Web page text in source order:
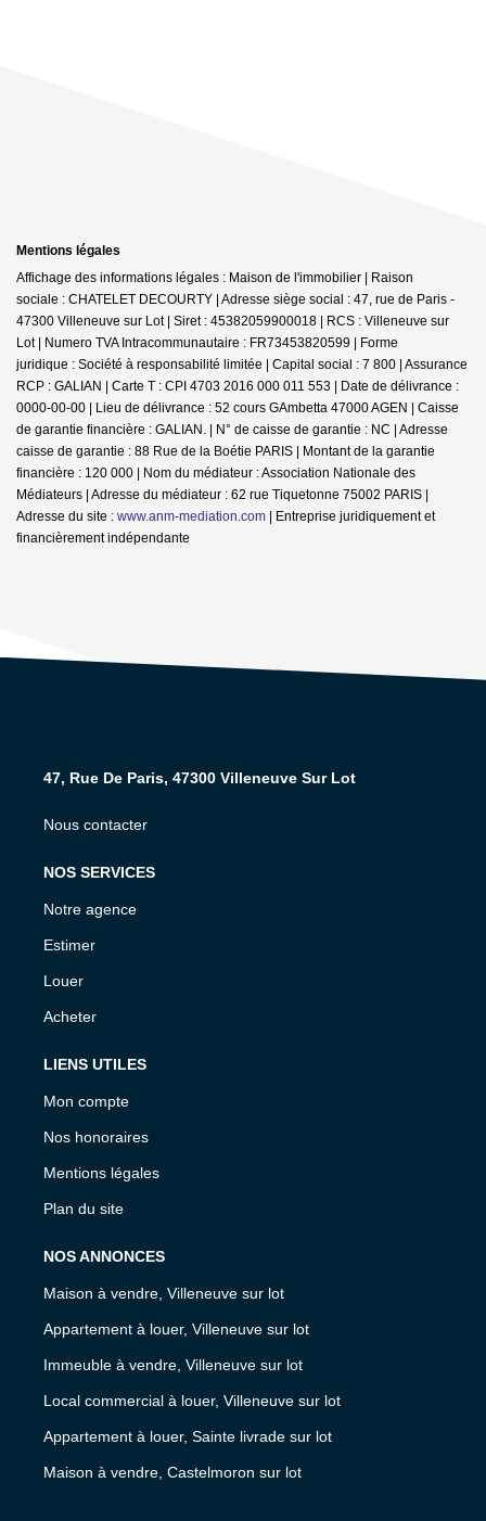
Mentions légales
Affichage des informations légales : Maison de l'immobilier | Raison
sociale : CHATELET DECOURTY | Adresse siège social : 47, rue de Paris -
47300 Villeneuve sur Lot | Siret : 45382059900018 | RCS : Villeneuve sur
Lot | Numero TVA Intracommunautaire : FR73453820599 | Forme
juridique : Société à responsabilité limitée | Capital social : 7 800 | Assurance
RCP : GALIAN | Carte T : CPI 4703 2016 000 011 553 | Date de délivrance :
0000-00-00 | Lieu de délivrance : 52 cours GAmbetta 47000 AGEN | Caisse
de garantie financière : GALIAN. | N° de caisse de garantie : NC | Adresse
caisse de garantie : 88 Rue de la Boétie PARIS | Montant de la garantie
financière : 120 000 | Nom du médiateur : Association Nationale des
Médiateurs | Adresse du médiateur : 62 rue Tiquetonne 75002 PARIS |
Adresse du site : www.anm-mediation.com | Entreprise juridiquement et
financièrement indépendante
47, Rue De Paris, 47300 Villeneuve Sur Lot
Nous contacter
NOS SERVICES
Notre agence
Estimer
Louer
Acheter
LIENS UTILES
Mon compte
Nos honoraires
Mentions légales
Plan du site
NOS ANNONCES
Maison à vendre, Villeneuve sur lot
Appartement à louer, Villeneuve sur lot
Immeuble à vendre, Villeneuve sur lot
Local commercial à louer, Villeneuve sur lot
Appartement à louer, Sainte livrade sur lot
Maison à vendre, Castelmoron sur lot